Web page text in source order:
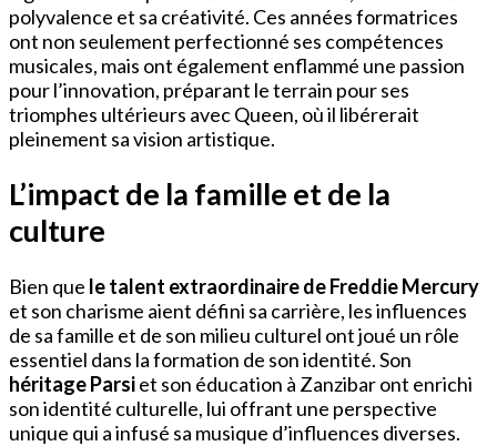
polyvalence et sa créativité. Ces années formatrices
ont non seulement perfectionné ses compétences
musicales, mais ont également enflammé une passion
pour l’innovation, préparant le terrain pour ses
triomphes ultérieurs avec Queen, où il libérerait
pleinement sa vision artistique.
L’impact de la famille et de la
culture
Bien que le talent extraordinaire de Freddie Mercury
et son charisme aient défini sa carrière, les influences
de sa famille et de son milieu culturel ont joué un rôle
essentiel dans la formation de son identité. Son
héritage Parsiet son éducation à Zanzibar ont enrichi
son identité culturelle, lui offrant une perspective
unique qui a infusé sa musique d’influences diverses.